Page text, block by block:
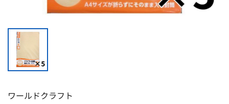
ワールドクラフト